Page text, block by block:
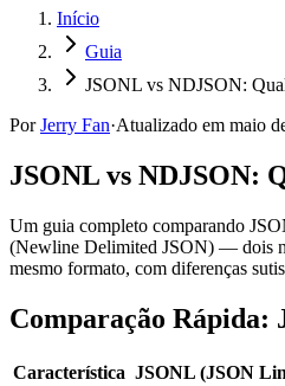
Início
Guia
JSONL vs NDJSON:
Por Jerry Fan·Atualizado em maio
JSONL vs NDJSON:
Um guia completo comparando
(Newline Delimited JSON) — dois
mesmo formato, com diferenças
Comparação Rápida:
Característica JSONL (JSON